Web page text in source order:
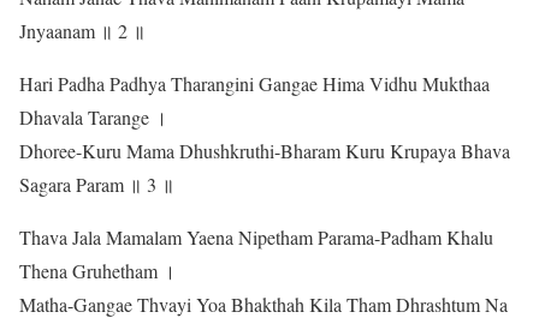
Jnyaanam ॥ 2 ॥
Hari Padha Padhya Tharangini Gangae Hima Vidhu Mukthaa
Dhavala Tarange ।
Dhoree-Kuru Mama Dhushkruthi-Bharam Kuru Krupaya Bhava
Sagara Param ॥ 3 ॥
Thava Jala Mamalam Yaena Nipetham Parama-Padham Khalu
Thena Gruhetham ।
Matha-Gangae Thvayi Yoa Bhakthah Kila Tham Dhrashtum Na